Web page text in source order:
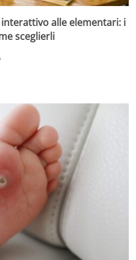
alle elementari: i
sceglierli